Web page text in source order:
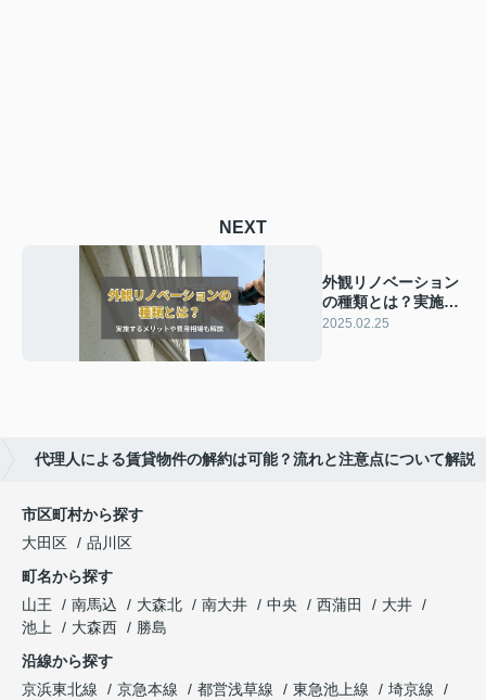
NEXT
外観リノベーション
の種類とは？実施す
るメリットや費用相
2025.02.25
代理人による賃貸物件の解約は可能？流れと注意点について解説
市区町村から探す
大田区
品川区
町名から探す
山王
南馬込 大森北 南大井 中央 西蒲田
大井
池上
大森西
勝島
沿線から探す
京浜東北線
京急本線 都営浅草線 東急池上線
埼京線